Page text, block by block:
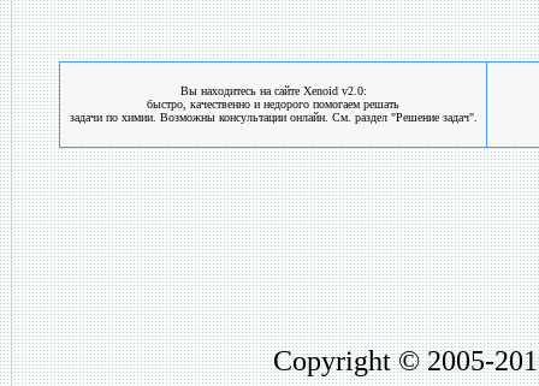
Вы находитесь на сайте Xenoid v2.0:
быстро, качественно и недорого помогаем решать
задачи по химии. Возможны консультации онлайн. См. раздел "Решение задач".
Copyright © 2005-